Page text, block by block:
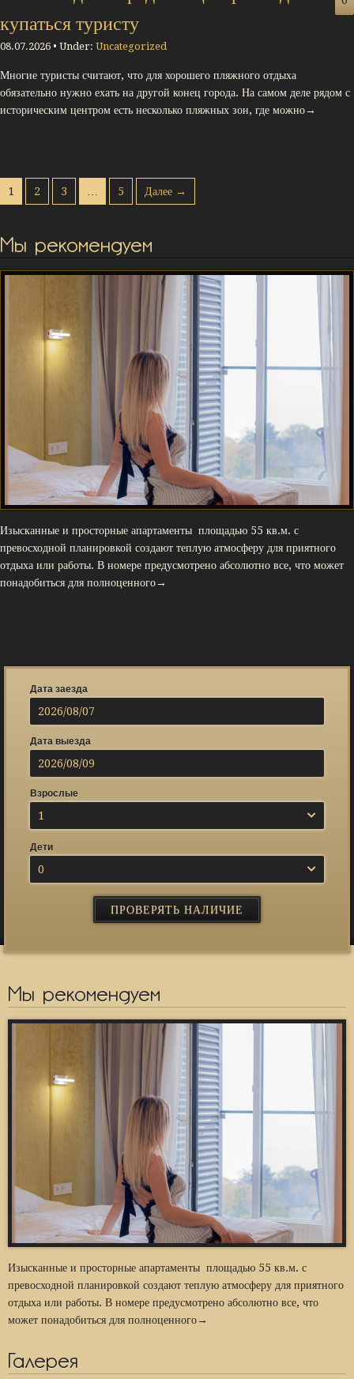
купаться туристу
08.07.2026 • Under: Uncategorized
Многие туристы считают, что для хорошего пляжного отдыха
обязательно нужно ехать на другой конец города. На самом деле рядом с
историческим центром есть несколько пляжных зон, где можно→
1 2 3 5 Далее →
Мы рекомендуем
Изысканные и просторные апартаменты площадью 55 кв.м. с
превосходной планировкой создают теплую атмосферу для приятного
отдыха или работы. В номере предусмотрено абсолютно все, что может
понадобиться для полноценного→
Дата заезда
Дата выезда
Взрослые
1
Дети
0
Мы рекомендуем
Изысканные и просторные апартаменты площадью 55 кв.м. с
превосходной планировкой создают теплую атмосферу для приятного
отдыха или работы. В номере предусмотрено абсолютно все, что
может понадобиться для полноценного→
Галерея